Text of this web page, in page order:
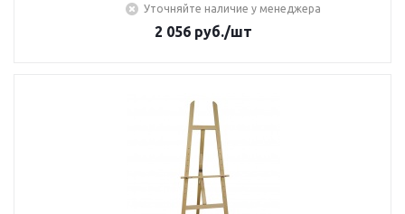
Уточняйте наличие у менеджера
2 056руб./шт